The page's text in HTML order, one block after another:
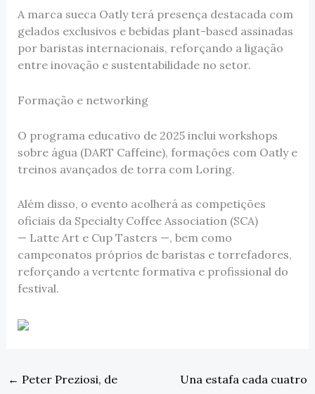
A marca sueca Oatly terá presença destacada com
gelados exclusivos e bebidas plant-based assinadas
por baristas internacionais, reforçando a ligação
entre inovação e sustentabilidade no setor.
Formação e networking
O programa educativo de 2025 inclui workshops
sobre água (DART Caffeine), formações com Oatly e
treinos avançados de torra com Loring.
Além disso, o evento acolherá as competições
oficiais da Specialty Coffee Association (SCA)
— Latte Art e Cup Tasters —, bem como
campeonatos próprios de baristas e torrefadores,
reforçando a vertente formativa e profissional do
festival.
← Peter Preziosi, de
Una estafa cada cuatro